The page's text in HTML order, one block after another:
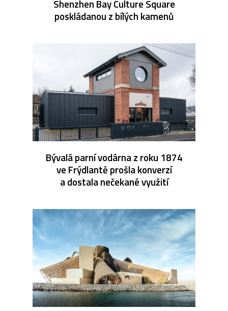
Shenzhen Bay Culture Square
poskládanou z bílých kamenů
Bývalá parní vodárna z roku 1874
ve Frýdlantě prošla konverzí
a dostala nečekané využití